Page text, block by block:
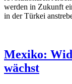
werden in Zukunft
in der Türkei
Mexiko:
wächst